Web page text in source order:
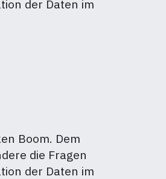
der Daten im
Boom. Dem
die Fragen
der Daten im